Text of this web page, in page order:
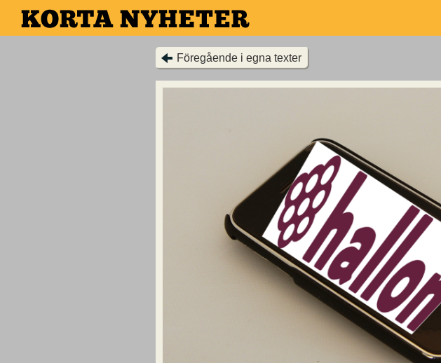
Hoppa
till
Föregående i egna texter